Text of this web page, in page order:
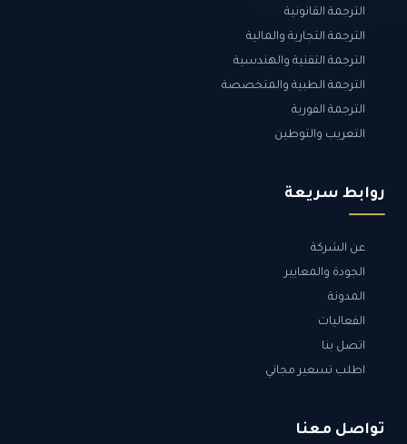
الترجمة القانونية
الترجمة التجارية والمالية
الترجمة التقنية والهندسية
الترجمة الطبية والمتخصصة
الترجمة الفورية
التعريب والتوطين
روابط سريعة
عن الشركة
الجودة والمعايير
المدونة
الفعاليات
اتصل بنا
اطلب تسعير مجاني
تواصل معنا